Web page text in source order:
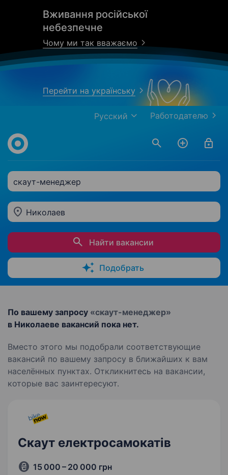
Вживання російської
небезпечне
Чому ми так вважаємо
Перейти на українську
Работодателю
Русский
скаут-менеджер
Николаев
Найти вакансии
Подобрать
По вашему запросу «скаут-менеджер»
в Николаеве вакансий пока нет.
Вместо этого мы подобрали соответствующие
вакансий по вашему запросу в ближайших к вам
населённых пунктах. Откликнитесь на вакансии,
которые вас заинтересуют.
Скаут електросамокатів
15 000 – 20 000 грн